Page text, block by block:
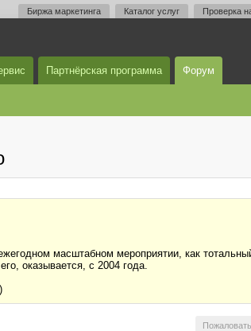
Биржа маркетинга Каталог услуг Проверка
Партнёрская программа Форум
масштабном мероприятии, как
оказывается, с 2004 года.